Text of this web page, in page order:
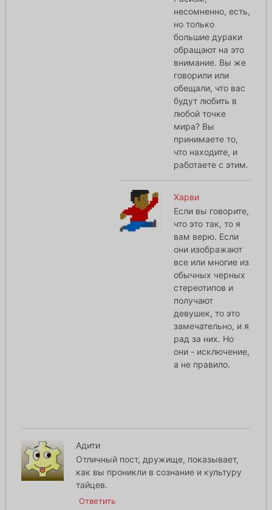
несомненно, есть,
но только
большие дураки
обращают на это
внимание. Вы же
говорили или
обещали, что вас
будут любить в
любой точке
мира? Вы
принимаете то,
что находите, и
работаете с этим.
Харви
Если вы говорите,
что это так, то я
вам верю. Если
они изображают
все или многие из
обычных черных
стереотипов и
получают
девушек, то это
замечательно, и я
рад за них. Но
они - исключение,
а не правило.
Адити
Отличный пост, дружище, показывает,
как вы проникли в сознание и культуру
тайцев.
Ответить